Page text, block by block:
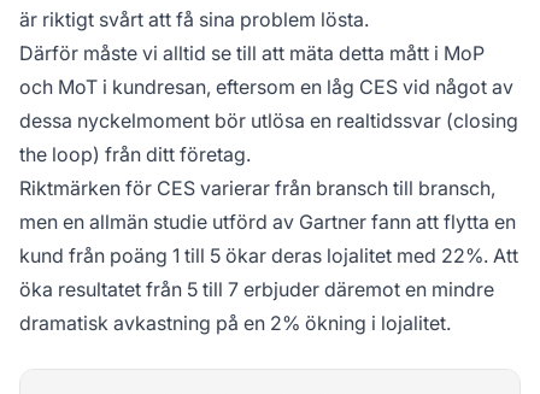
är riktigt svårt att få sina problem lösta.
Därför måste vi alltid se till att mäta detta mått i MoP
och MoT i kundresan, eftersom en låg CES vid något av
dessa nyckelmoment bör utlösa en realtidssvar (closing
the loop) från ditt företag.
Riktmärken för CES varierar från bransch till bransch,
men en allmän studie utförd av Gartner fann att flytta en
kund från poäng 1 till 5 ökar deras lojalitet med 22%. Att
öka resultatet från 5 till 7 erbjuder däremot en mindre
dramatisk avkastning på en 2% ökning i lojalitet.